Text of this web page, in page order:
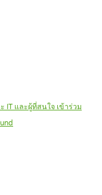
IT และผู้ที่สนใจ เข้าร่วม